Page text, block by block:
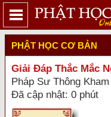
PHẬT HỌC CƠ BẢN
Giải Đáp Thắc Mắc
Pháp Sư Thông
Đã cập nhật: 0 phút